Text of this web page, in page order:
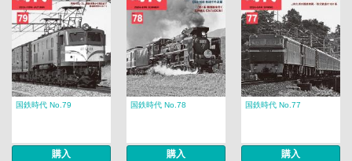
国鉄時代 No.79
購入
国鉄時代 No.78
購入
国鉄時代 No.77
購入